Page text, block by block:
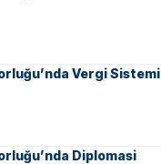
Vergi Sistemi
Diplomasi